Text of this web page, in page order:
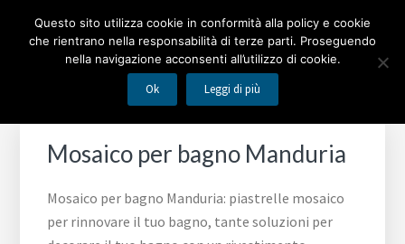
navigazione
MOSAICO BAGNO
Piastrelle mosaico per rinnovare il tuo bagno
Mosaico per bagno Manduria
Mosaico per bagno Manduria: piastrelle mosaico
per rinnovare il tuo bagno, tante soluzioni per
Questo sito utilizza cookie in conformità alla policy e cookie
che rientrano nella responsabilità di terze parti. Proseguendo
nella navigazione acconsenti all’utilizzo di cookie.
Ok Leggi di più